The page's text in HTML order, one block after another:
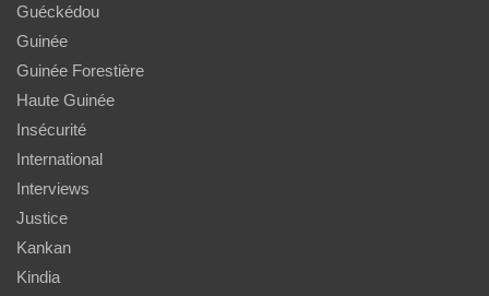
Guéckédou
Guinée
Guinée Forestière
Haute Guinée
Insécurité
International
Interviews
Justice
Kankan
Kindia